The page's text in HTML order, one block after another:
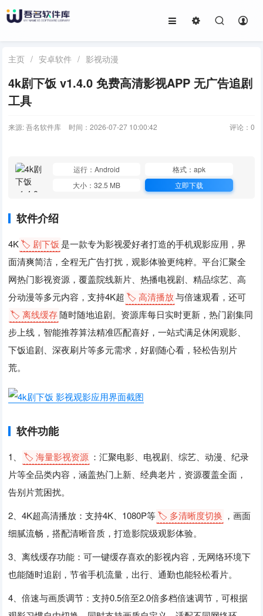
主页 / 安卓软件 / 影视动漫
4k剧下饭 v1.4.0 免费高清影视APP 无广告追剧
工具
来源: 吾名软件库 时间：2026-07-27 10:00:42 评论： 0
运行：Android
格式：apk
大小：32.5 MB
立即下载
软件介绍
4K🏷️ 剧下饭 是一款专为影视爱好者打造的手机观影应用，界
面清爽简洁，全程无广告打扰，观影体验更纯粹。平台汇聚全
网热门影视资源，覆盖院线新片、热播电视剧、精品综艺、高
分动漫等多元内容，支持4K超 🏷️ 高清播放与倍速观看，还可
🏷️ 离线缓存随时随地追剧。资源库每日实时更新，热门剧集同
步上线，智能推荐算法精准匹配喜好，一站式满足休闲观影、
下饭追剧、深夜刷片等多元需求，好剧随心看，轻松告别片
荒。
软件功能
1、 🏷️ 海量影视资源 ：汇聚电影、电视剧、综艺、动漫、纪录
片等全品类内容，涵盖热门上新、经典老片，资源覆盖全面，
告别片荒困扰。
2、4K超高清播放：支持4K、1080P等🏷️ 多清晰度切换 ，画面
细腻流畅，搭配清晰音质，打造影院级观影体验。
3、离线缓存功能：可一键缓存喜欢的影视内容，无网络环境下
也能随时追剧，节省手机流量，出行、通勤也能轻松看片。
4、倍速与画质调节：支持0.5倍至2.0倍多档倍速调节，可根据